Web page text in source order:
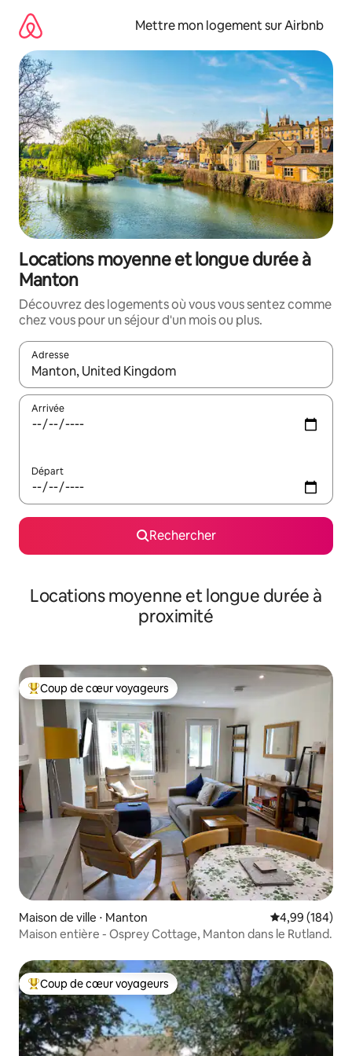
directement
contenu
Mettre mon logement sur Airbnb
Locations moyenne et longue durée à
Manton
Découvrez des logements où vous vous sentez comme
chez vous pour un séjour d'un mois ou plus.
Adresse
Lorsque les résultats s'affichent, utilisez les flèches vers le
Arrivée
Départ
Rechercher
Locations moyenne et longue durée à
proximité
Coups de cœur voyageurs les plus appréciés
Coup de cœur voyageurs
Maison de ville ⋅ Manton Évaluation
4,99 (184)
Maison entière - Osprey Cottage, Manton dans le Rutland.
Coups de cœur voyageurs les plus appréciés
Coup de cœur voyageurs